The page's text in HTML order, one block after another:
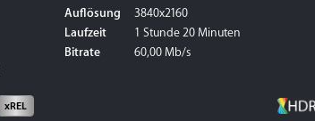
Auflösung
3840x2160
Laufzeit
1 Stunde 20 Minuten
Bitrate
60,00 Mb/s
xREL